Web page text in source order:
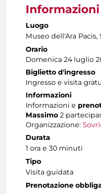
Informazioni
Luogo
Museo dell'Ara Pacis,
Orario
Domenica 24 luglio
Biglietto d'ingresso
Ingresso e visita
Informazioni
Informazioni e
Massimo 2
Organizzazione:
Durata
1 ora e 30 minuti
Tipo
Visita guidata
Prenotazione